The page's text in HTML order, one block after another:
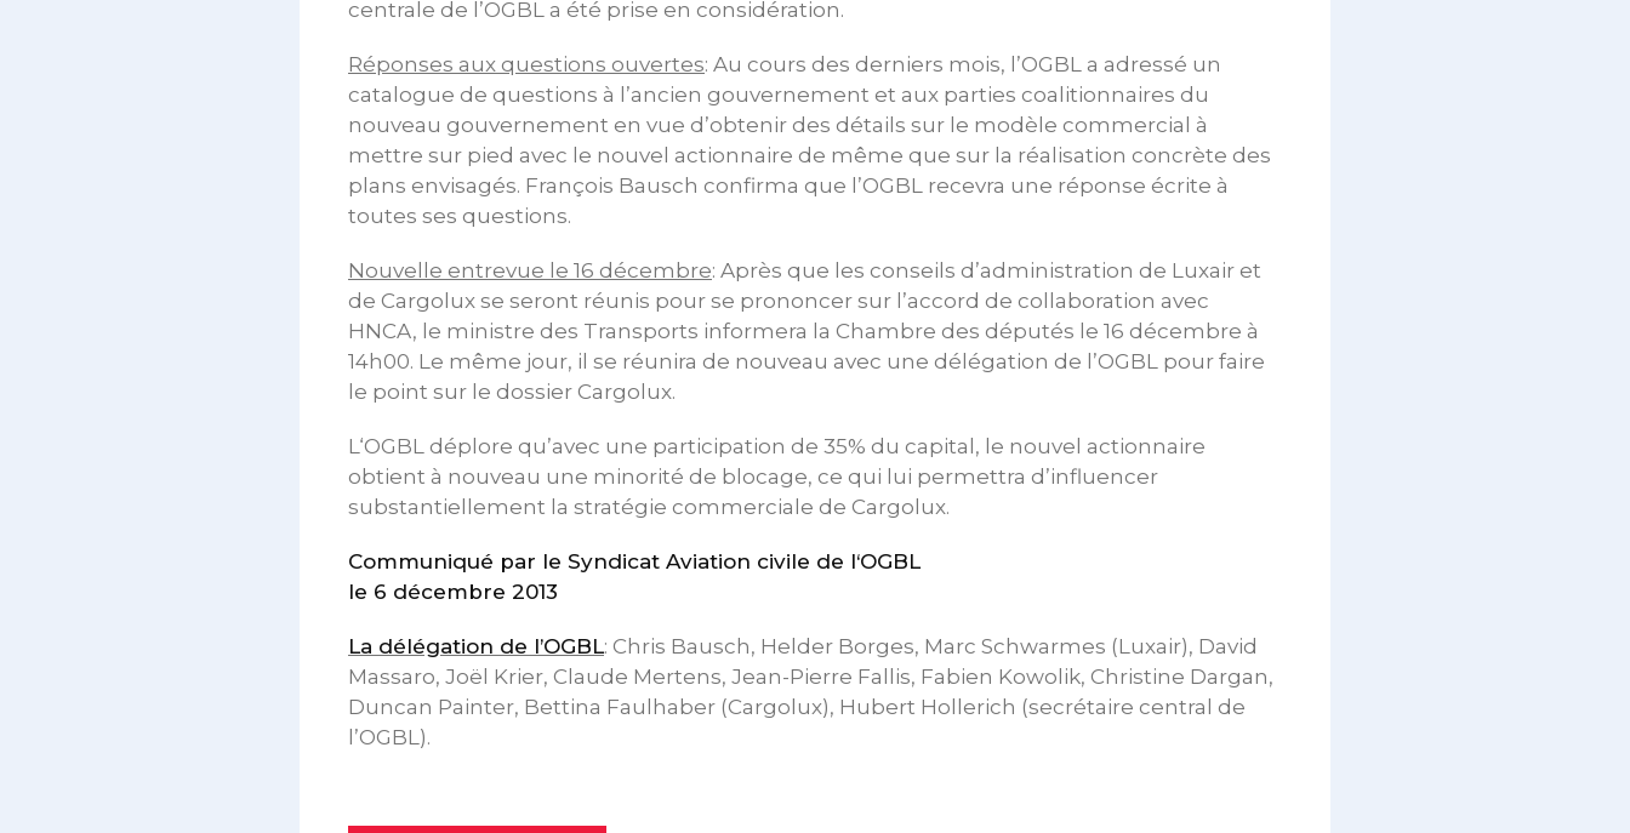
centrale de l’OGBL a été prise en considération.
Réponses aux questions ouvertes: Au cours des derniers mois, l’OGBL a adressé un
catalogue de questions à l’ancien gouvernement et aux parties coalitionnaires du
nouveau gouvernement en vue d’obtenir des détails sur le modèle commercial à
mettre sur pied avec le nouvel actionnaire de même que sur la réalisation concrète des
plans envisagés. François Bausch confirma que l’OGBL recevra une réponse écrite à
toutes ses questions.
Nouvelle entrevue le 16 décembre: Après que les conseils d’administration de Luxair et
de Cargolux se seront réunis pour se prononcer sur l’accord de collaboration avec
HNCA, le ministre des Transports informera la Chambre des députés le 16 décembre à
14h00. Le même jour, il se réunira de nouveau avec une délégation de l’OGBL pour faire
le point sur le dossier Cargolux.
L‘OGBL déplore qu’avec une participation de 35% du capital, le nouvel actionnaire
obtient à nouveau une minorité de blocage, ce qui lui permettra d’influencer
substantiellement la stratégie commerciale de Cargolux.
Communiqué par le Syndicat Aviation civile de l‘OGBL
le 6 décembre 2013
La délégation de l’OGBL: Chris Bausch, Helder Borges, Marc Schwarmes (Luxair), David
Massaro, Joël Krier, Claude Mertens, Jean-Pierre Fallis, Fabien Kowolik, Christine Dargan,
Duncan Painter, Bettina Faulhaber (Cargolux), Hubert Hollerich (secrétaire central de
l’OGBL).